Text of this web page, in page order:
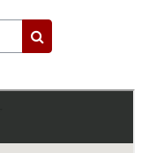
Vyhledat kurzy